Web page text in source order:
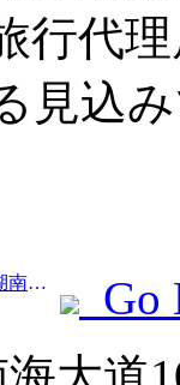
行代
見込
Prev:中国観光商品コンクールが、湖南省湘潭市にて盛況のうちに開催されました。
Go